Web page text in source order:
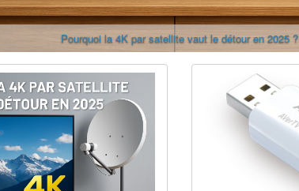
Pourquoi la 4K par satellite vaut le détour en 2025 ?